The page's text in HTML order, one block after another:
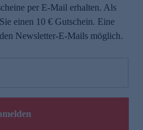
per E-Mail erhalten. Als
einen 10 € Gutschein. Eine
Newsletter-E-Mails möglich.